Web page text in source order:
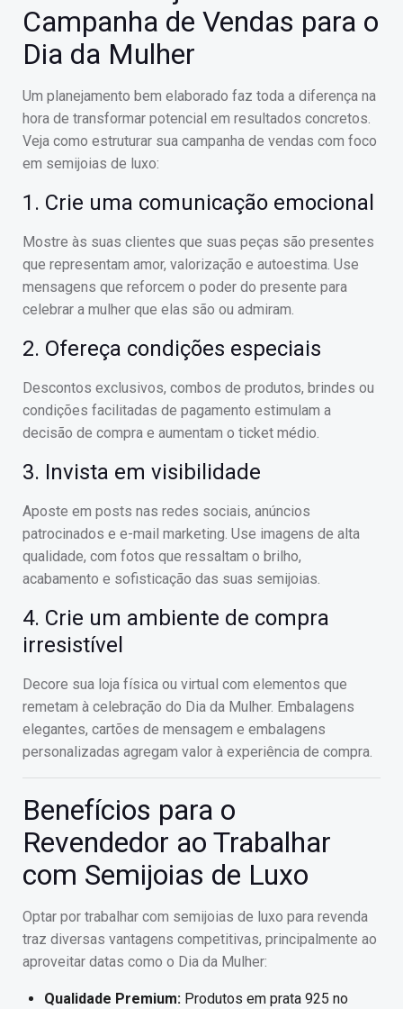
Campanha de Vendas para o
Dia da Mulher
Um planejamento bem elaborado faz toda a diferença na
hora de transformar potencial em resultados concretos.
Veja como estruturar sua campanha de vendas com foco
em semijoias de luxo:
1. Crie uma comunicação emocional
Mostre às suas clientes que suas peças são presentes
que representam amor, valorização e autoestima. Use
mensagens que reforcem o poder do presente para
celebrar a mulher que elas são ou admiram.
2. Ofereça condições especiais
Descontos exclusivos, combos de produtos, brindes ou
condições facilitadas de pagamento estimulam a
decisão de compra e aumentam o ticket médio.
3. Invista em visibilidade
Aposte em posts nas redes sociais, anúncios
patrocinados e e-mail marketing. Use imagens de alta
qualidade, com fotos que ressaltam o brilho,
acabamento e sofisticação das suas semijoias.
4. Crie um ambiente de compra
irresistível
Decore sua loja física ou virtual com elementos que
remetam à celebração do Dia da Mulher. Embalagens
elegantes, cartões de mensagem e embalagens
personalizadas agregam valor à experiência de compra.
Benefícios para o
Revendedor ao Trabalhar
com Semijoias de Luxo
Optar por trabalhar com semijoias de luxo para revenda
traz diversas vantagens competitivas, principalmente ao
aproveitar datas como o Dia da Mulher:
Qualidade Premium: Produtos em prata 925 no